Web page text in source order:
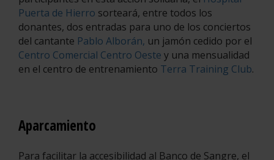
Puerta de Hierro sorteará, entre todos los
donantes, dos entradas para uno de los conciertos
del cantante Pablo Alborán, un jamón cedido por el
Centro Comercial Centro Oeste y una mensualidad
en el centro de entrenamiento Terra Training Club.
Aparcamiento
Para facilitar la accesibilidad al Banco de Sangre, el